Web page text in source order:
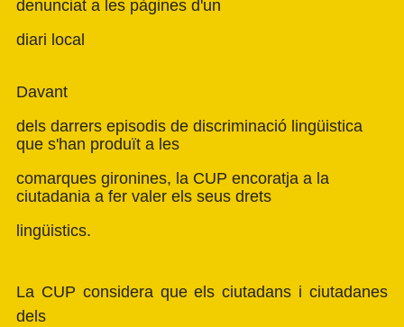
denunciat a les pàgines d'un
diari local
Davant
dels darrers episodis de discriminació lingüistica
que s'han produït a les
comarques gironines, la CUP encoratja a la
ciutadania a fer valer els seus drets
lingüistics.
La CUP considera que els ciutadans i ciutadanes
dels